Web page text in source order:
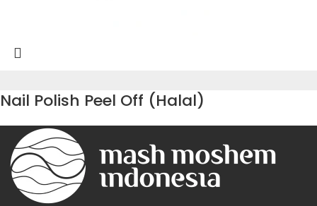
Nail Polish Peel Off (Halal)